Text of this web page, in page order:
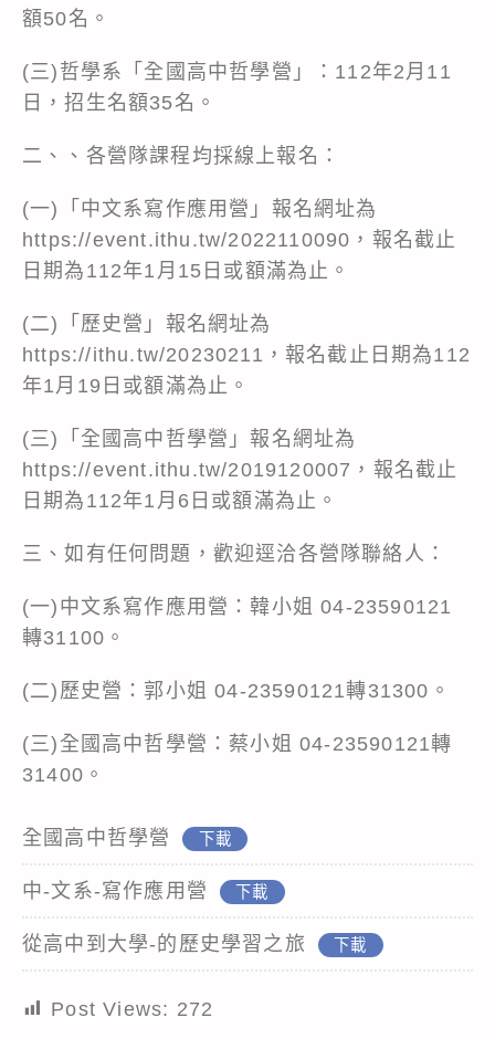
額50名。
(三)哲學系「全國高中哲學營」：112年2月11
日，招生名額35名。
二、、各營隊課程均採線上報名：
(一)「中文系寫作應用營」報名網址為
https://event.ithu.tw/2022110090 ，報名截止
日期為112年1月15日或額滿為止。
(二)「歷史營」報名網址為
https://ithu.tw/20230211 ，報名截止日期為112
年1月19日或額滿為止。
(三)「全國高中哲學營」報名網址為
https://event.ithu.tw/2019120007 ，報名截止
日期為112年1月6日或額滿為止。
三、如有任何問題，歡迎逕洽各營隊聯絡人：
(一)中文系寫作應用營：韓小姐 04-23590121
轉31100。
(二)歷史營：郭小姐 04-23590121轉31300。
(三)全國高中哲學營：蔡小姐 04-23590121轉
31400。
全國高中哲學營 下載
中-文系-寫作應用營 下載
從高中到大學-的歷史學習之旅 下載
Post Views: 272